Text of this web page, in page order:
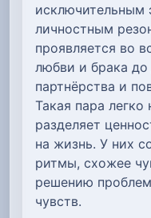
исключительным
личностным
проявляется во
любви и брака
партнёрства и
Такая пара
разделяет
на жизнь. У них
ритмы, схожее
решению
чувств.